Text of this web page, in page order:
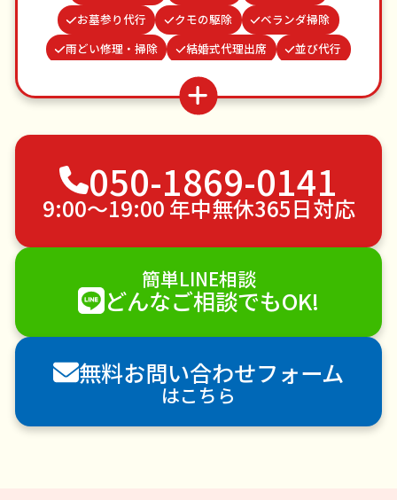
お墓参り代行
クモの駆除
ベランダ掃除
雨どい修理・掃除
結婚式代理出席
並び代行
蜂の巣駆除
お庭の水やり
遺品整理・生前整理
カーテンレール取り付け
不用品回収
ゴミ屋敷片付け
引っ越し
植木の剪定
植木の伐採
手すり取り付け
ペットのお世話
エアコンクリーニング
DIY・日曜大工
ハウスクリーニング
雪かき・雪下ろし
襖（ふすま）の張替え
空き家管理
各種代行
害獣駆除
防草シート施工
ナメクジ駆除
害虫駆除
050-1869-0141
9:00〜19:00 年中無休365日対応
簡単LINE相談
どんなご相談でもOK!
無料お問い合わせフォーム
はこちら